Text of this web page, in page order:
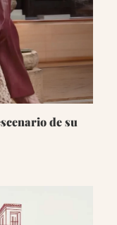
de su